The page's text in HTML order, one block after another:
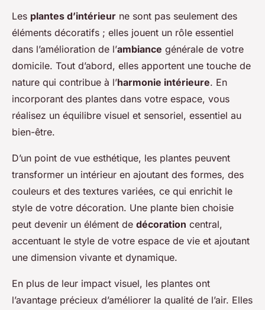
Les plantes d’intérieur ne sont pas seulement des
éléments décoratifs ; elles jouent un rôle essentiel
dans l’amélioration de l’ambiance générale de votre
domicile. Tout d’abord, elles apportent une touche de
nature qui contribue à l’harmonie intérieure. En
incorporant des plantes dans votre espace, vous
réalisez un équilibre visuel et sensoriel, essentiel au
bien-être.
D’un point de vue esthétique, les plantes peuvent
transformer un intérieur en ajoutant des formes, des
couleurs et des textures variées, ce qui enrichit le
style de votre décoration. Une plante bien choisie
peut devenir un élément de décoration central,
accentuant le style de votre espace de vie et ajoutant
une dimension vivante et dynamique.
En plus de leur impact visuel, les plantes ont
l’avantage précieux d’améliorer la qualité de l’air. Elles